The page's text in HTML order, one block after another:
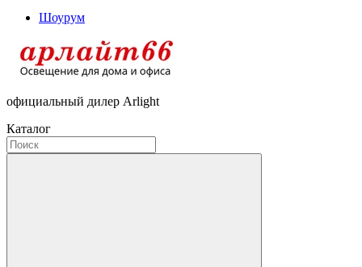
Шоурум
официальный дилер Arlight
Каталог